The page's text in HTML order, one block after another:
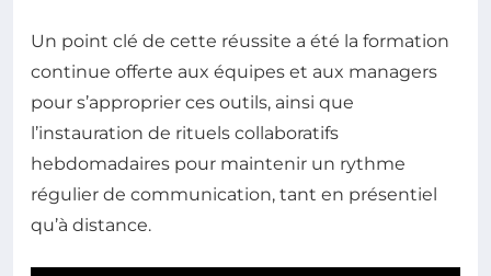
Un point clé de cette réussite a été la formation
continue offerte aux équipes et aux managers
pour s’approprier ces outils, ainsi que
l’instauration de rituels collaboratifs
hebdomadaires pour maintenir un rythme
régulier de communication, tant en présentiel
qu’à distance.